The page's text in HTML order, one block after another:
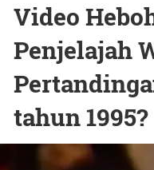
Video
Penjelajah
tahun 1995?